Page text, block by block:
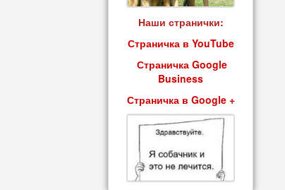
Наши странички:
Страничка в YouTube
Страничка Google
Business
Страничка в Google +